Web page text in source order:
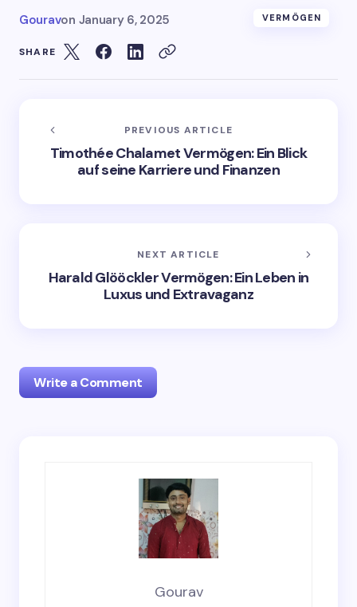
Gouravon January 6, 2025 VERMÖGEN
SHARE
PREVIOUS ARTICLE
Timothée Chalamet Vermögen: Ein Blick
auf seine Karriere und Finanzen
NEXT ARTICLE
Harald Glööckler Vermögen: Ein Leben in
Luxus und Extravaganz
Write a Comment
Gourav